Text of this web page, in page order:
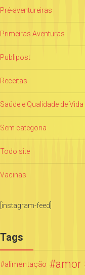
Pré-aventureiras
Primeiras Aventuras
Publipost
Receitas
Saúde e Qualidade de Vida
Sem categoria
Todo site
Vacinas
[instagram-feed]
Tags
alimentação amor